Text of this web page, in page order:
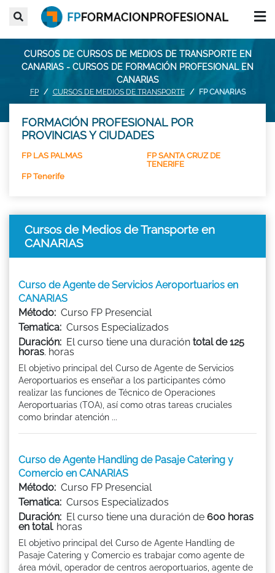
CURSOS DE CURSOS DE MEDIOS DE TRANSPORTE EN
CANARIAS - CURSOS DE FORMACIÓN PROFESIONAL EN
CANARIAS
FP CURSOS DE MEDIOS DE TRANSPORTE FP CANARIAS
FORMACIÓN PROFESIONAL POR
PROVINCIAS Y CIUDADES
FP LAS PALMAS
FP SANTA CRUZ DE
TENERIFE
FP Tenerife
Cursos de Medios de Transporte en
CANARIAS
Curso de Agente de Servicios Aeroportuarios en
CANARIAS
Método: Curso FP Presencial
Tematica: Cursos Especializados
Duración: El curso tiene una duración total de 125
horas. horas
El objetivo principal del Curso de Agente de Servicios
Aeroportuarios es enseñar a los participantes cómo
realizar las funciones de Técnico de Operaciones
Aeroportuarias (TOA), así como otras tareas cruciales
como brindar atención ...
Curso de Agente Handling de Pasaje Catering y
Comercio en CANARIAS
Método: Curso FP Presencial
Tematica: Cursos Especializados
Duración: El curso tiene una duración de 600 horas
en total. horas
El objetivo principal del Curso de Agente Handling de
Pasaje Catering y Comercio es trabajar como agente de
área móvil, operador de centros aeroportuarios, agente de